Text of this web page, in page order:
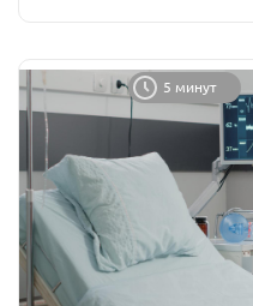
5 минут